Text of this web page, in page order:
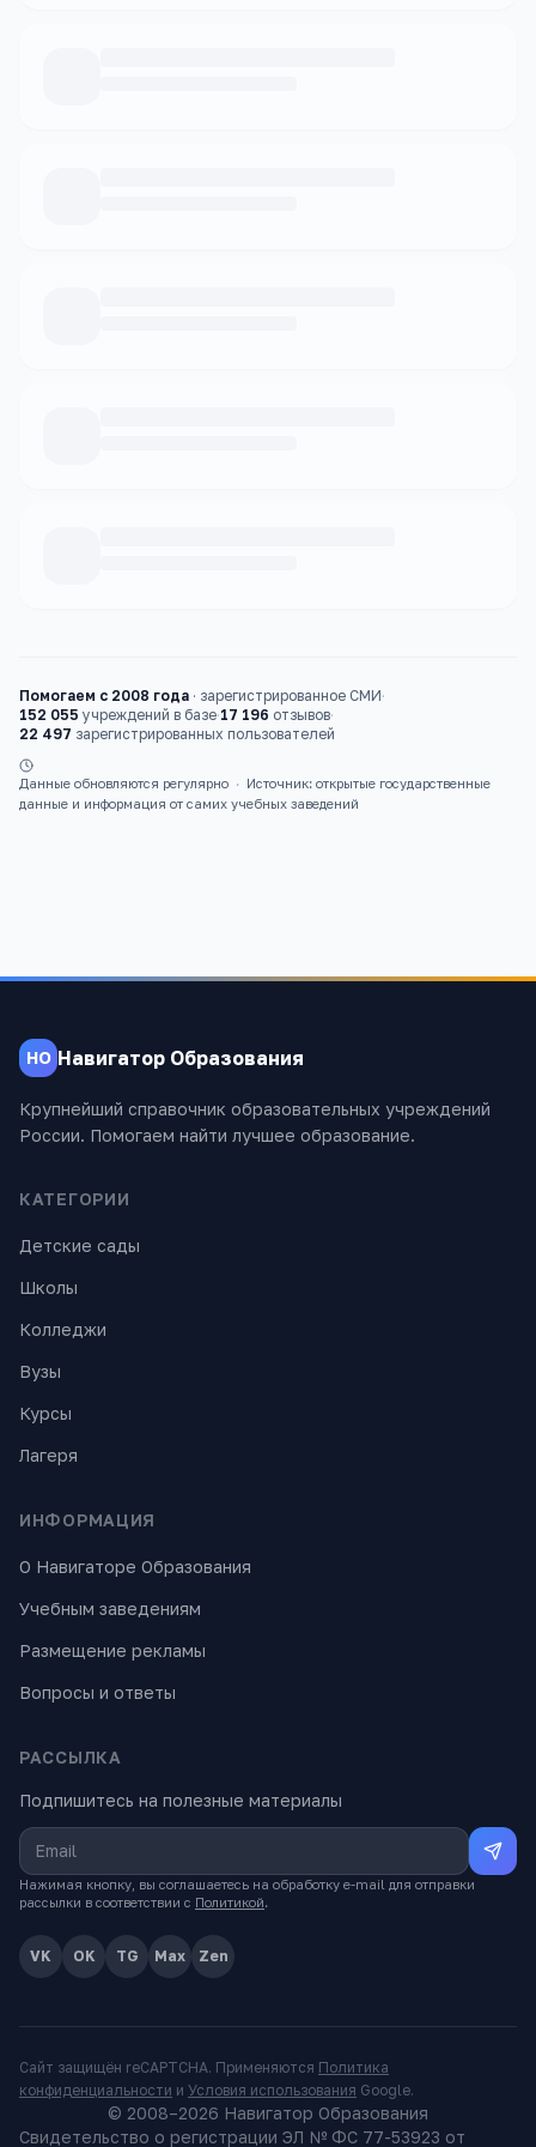
Помогаем с 2008 года · зарегистрированное СМИ·
152 055 учреждений в базе·17 196 отзывов·
22 497 зарегистрированных пользователей
Данные обновляются регулярно ·
Источник: открытые государственные
данные и информация от самих учебных заведений
НО Навигатор Образования
Крупнейший справочник образовательных учреждений
России. Помогаем найти лучшее образование.
КАТЕГОРИИ
Детские сады
Школы
Колледжи
Вузы
Курсы
Лагеря
ИНФОРМАЦИЯ
О Навигаторе Образования
Учебным заведениям
Размещение рекламы
Вопросы и ответы
РАССЫЛКА
Подпишитесь на полезные материалы
Нажимая кнопку, вы соглашаетесь на обработку e-mail для отправки
рассылки в соответствии с Политикой.
VK OK TG Max Zen
Сайт защищён reCAPTCHA. Применяются Политика
конфиденциальности и Условия использования Google.
© 2008–2026 Навигатор Образования
Свидетельство о регистрации ЭЛ № ФС 77-53923 от